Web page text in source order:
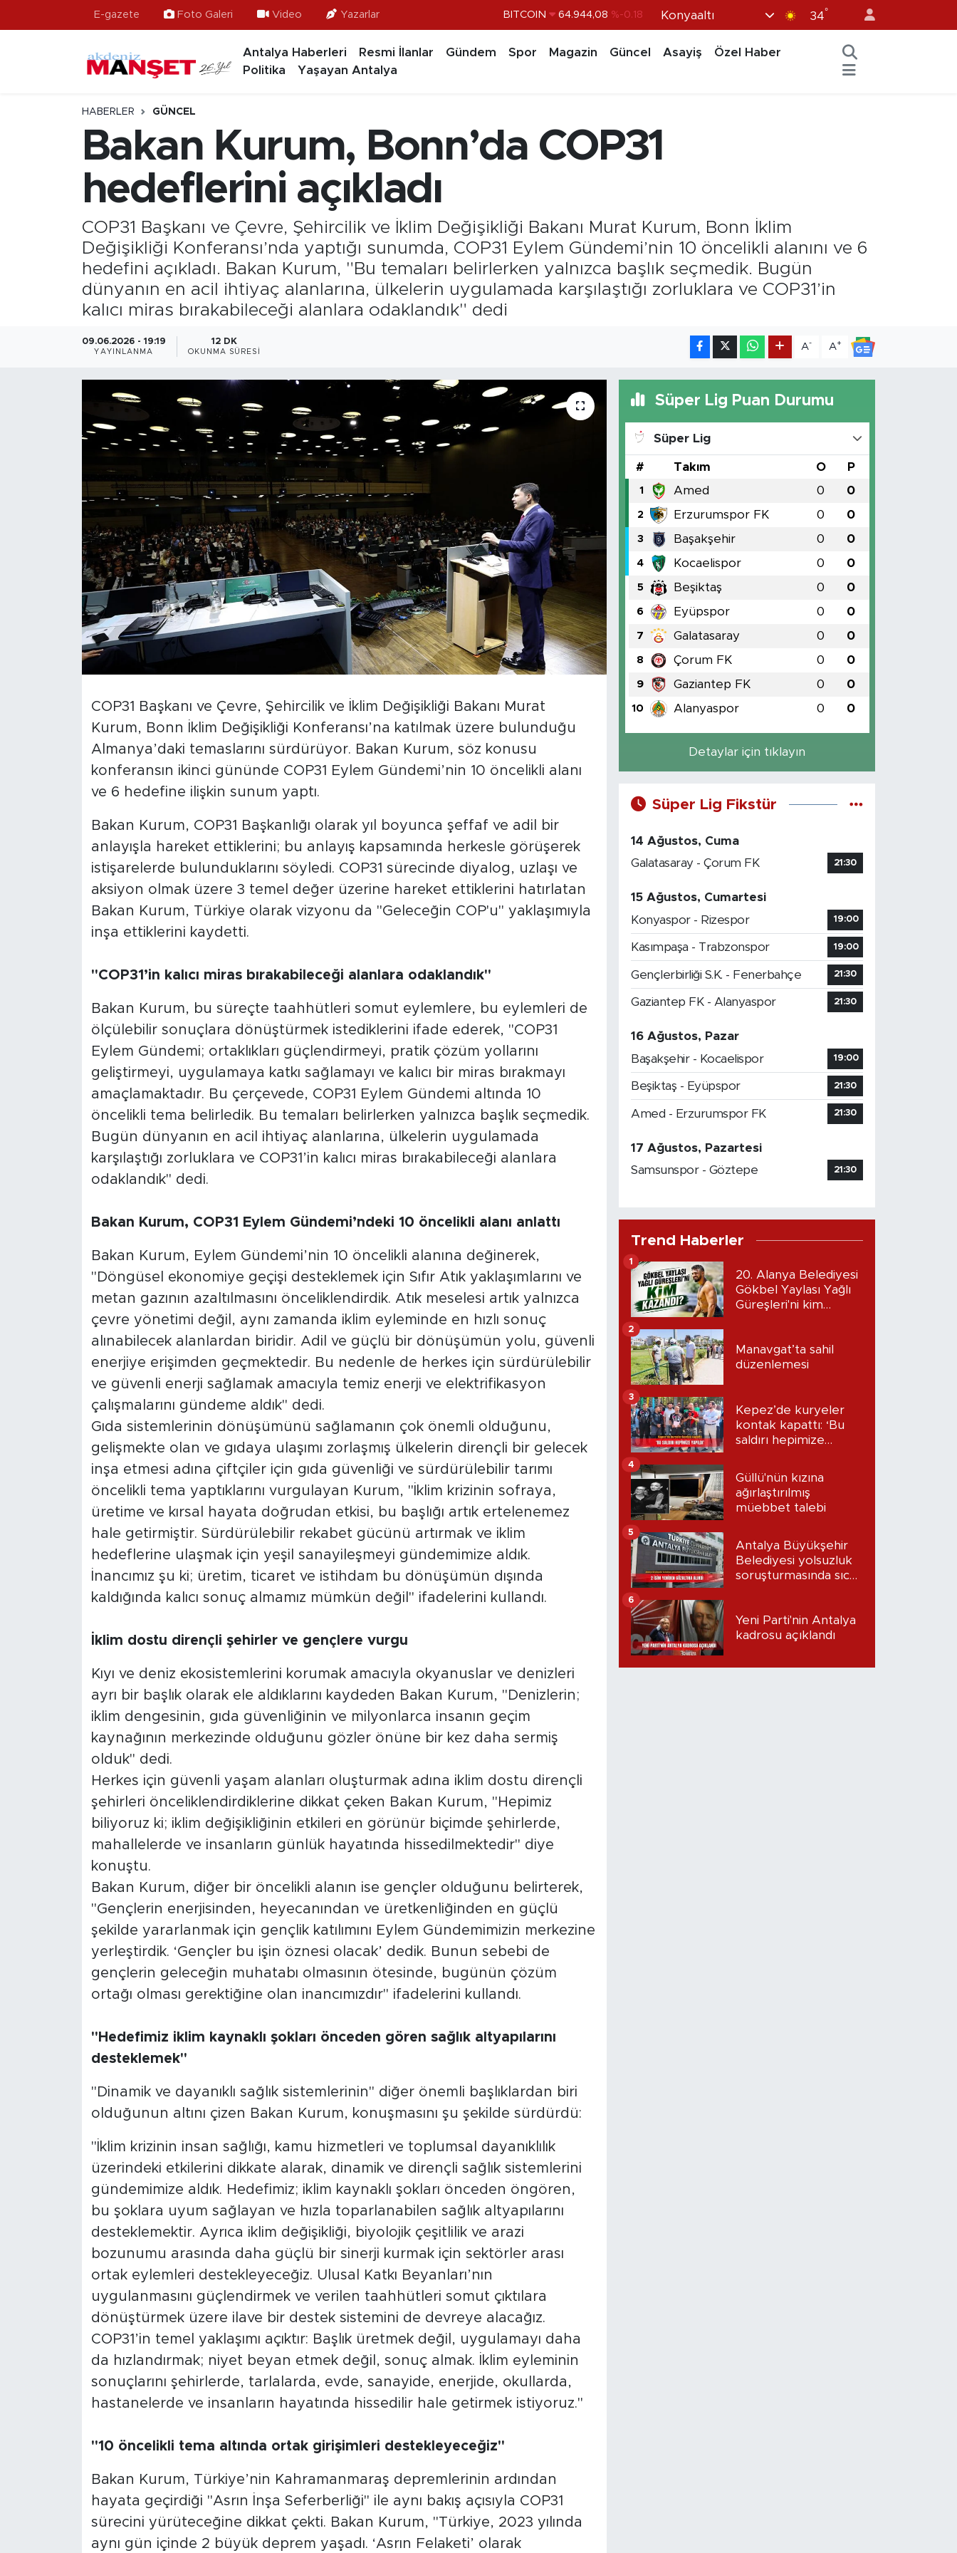
E-gazete Foto Galeri Video Yazarlar
DOLAR 47,7436 %0.18
EURO 55,2510 %0.32
Konyaaltı 34°
Antalya Haberleri Resmi İlanlar Gündem Spor Magazin Güncel Asayiş
Özel Haber
Politika
Yaşayan Antalya
HABERLER GÜNCEL
Bakan Kurum, Bonn’da COP31
hedeflerini açıkladı
COP31 Başkanı ve Çevre, Şehircilik ve İklim Değişikliği Bakanı Murat Kurum, Bonn İklim
Değişikliği Konferansı’nda yaptığı sunumda, COP31 Eylem Gündemi’nin 10 öncelikli alanını ve 6
hedefini açıkladı. Bakan Kurum, "Bu temaları belirlerken yalnızca başlık seçmedik. Bugün
dünyanın en acil ihtiyaç alanlarına, ülkelerin uygulamada karşılaştığı zorluklara ve COP31’in
kalıcı miras bırakabileceği alanlara odaklandık" dedi
09.06.2026 - 19:19
YAYINLANMA
12 DK
OKUNMA SÜRESI
A- A+
COP31 Başkanı ve Çevre, Şehircilik ve İklim Değişikliği Bakanı Murat
Kurum, Bonn İklim Değişikliği Konferansı’na katılmak üzere bulunduğu
Almanya’daki temaslarını sürdürüyor. Bakan Kurum, söz konusu
konferansın ikinci gününde COP31 Eylem Gündemi’nin 10 öncelikli alanı
ve 6 hedefine ilişkin sunum yaptı.
Bakan Kurum, COP31 Başkanlığı olarak yıl boyunca şeffaf ve adil bir
anlayışla hareket ettiklerini; bu anlayış kapsamında herkesle görüşerek
istişarelerde bulunduklarını söyledi. COP31 sürecinde diyalog, uzlaşı ve
aksiyon olmak üzere 3 temel değer üzerine hareket ettiklerini hatırlatan
Bakan Kurum, Türkiye olarak vizyonu da "Geleceğin COP'u" yaklaşımıyla
inşa ettiklerini kaydetti.
"COP31’in kalıcı miras bırakabileceği alanlara odaklandık"
Bakan Kurum, bu süreçte taahhütleri somut eylemlere, bu eylemleri de
ölçülebilir sonuçlara dönüştürmek istediklerini ifade ederek, "COP31
Eylem Gündemi; ortaklıkları güçlendirmeyi, pratik çözüm yollarını
geliştirmeyi, uygulamaya katkı sağlamayı ve kalıcı bir miras bırakmayı
amaçlamaktadır. Bu çerçevede, COP31 Eylem Gündemi altında 10
öncelikli tema belirledik. Bu temaları belirlerken yalnızca başlık seçmedik.
Bugün dünyanın en acil ihtiyaç alanlarına, ülkelerin uygulamada
karşılaştığı zorluklara ve COP31’in kalıcı miras bırakabileceği alanlara
odaklandık" dedi.
Bakan Kurum, COP31 Eylem Gündemi’ndeki 10 öncelikli alanı anlattı
Bakan Kurum, Eylem Gündemi’nin 10 öncelikli alanına değinerek,
"Döngüsel ekonomiye geçişi desteklemek için Sıfır Atık yaklaşımlarını ve
metan gazının azaltılmasını önceliklendirdik. Atık meselesi artık yalnızca
çevre yönetimi değil, aynı zamanda iklim eyleminde en hızlı sonuç
alınabilecek alanlardan biridir. Adil ve güçlü bir dönüşümün yolu, güvenli
enerjiye erişimden geçmektedir. Bu nedenle de herkes için sürdürülebilir
ve güvenli enerji sağlamak amacıyla temiz enerji ve elektrifikasyon
çalışmalarını gündeme aldık" dedi.
Gıda sistemlerinin dönüşümünü sağlamanın çok önemli olduğunu,
gelişmekte olan ve gıdaya ulaşımı zorlaşmış ülkelerin dirençli bir gelecek
inşa etmesi adına çiftçiler için gıda güvenliği ve sürdürülebilir tarımı
öncelikli tema yaptıklarını vurgulayan Kurum, "İklim krizinin sofraya,
üretime ve kırsal hayata doğrudan etkisi, bu başlığı artık ertelenemez
hale getirmiştir. Sürdürülebilir rekabet gücünü artırmak ve iklim
hedeflerine ulaşmak için yeşil sanayileşmeyi gündemimize aldık.
İnancımız şu ki; üretim, ticaret ve istihdam bu dönüşümün dışında
kaldığında kalıcı sonuç almamız mümkün değil" ifadelerini kullandı.
İklim dostu dirençli şehirler ve gençlere vurgu
Kıyı ve deniz ekosistemlerini korumak amacıyla okyanuslar ve denizleri
ayrı bir başlık olarak ele aldıklarını kaydeden Bakan Kurum, "Denizlerin;
iklim dengesinin, gıda güvenliğinin ve milyonlarca insanın geçim
kaynağının merkezinde olduğunu gözler önüne bir kez daha sermiş
olduk" dedi.
Herkes için güvenli yaşam alanları oluşturmak adına iklim dostu dirençli
şehirleri önceliklendirdiklerine dikkat çeken Bakan Kurum, "Hepimiz
biliyoruz ki; iklim değişikliğinin etkileri en görünür biçimde şehirlerde,
mahallelerde ve insanların günlük hayatında hissedilmektedir" diye
konuştu.
Bakan Kurum, diğer bir öncelikli alanın ise gençler olduğunu belirterek,
"Gençlerin enerjisinden, heyecanından ve üretkenliğinden en güçlü
şekilde yararlanmak için gençlik katılımını Eylem Gündemimizin merkezine
yerleştirdik. ‘Gençler bu işin öznesi olacak’ dedik. Bunun sebebi de
gençlerin geleceğin muhatabı olmasının ötesinde, bugünün çözüm
ortağı olması gerektiğine olan inancımızdır" ifadelerini kullandı.
"Hedefimiz iklim kaynaklı şokları önceden gören sağlık altyapılarını
desteklemek"
"Dinamik ve dayanıklı sağlık sistemlerinin" diğer önemli başlıklardan biri
olduğunun altını çizen Bakan Kurum, konuşmasını şu şekilde sürdürdü:
"İklim krizinin insan sağlığı, kamu hizmetleri ve toplumsal dayanıklılık
üzerindeki etkilerini dikkate alarak, dinamik ve dirençli sağlık sistemlerini
gündemimize aldık. Hedefimiz; iklim kaynaklı şokları önceden öngören,
bu şoklara uyum sağlayan ve hızla toparlanabilen sağlık altyapılarını
desteklemektir. Ayrıca iklim değişikliği, biyolojik çeşitlilik ve arazi
bozunumu arasında daha güçlü bir sinerji kurmak için sektörler arası
ortak eylemleri destekleyeceğiz. Ulusal Katkı Beyanları’nın
uygulanmasını güçlendirmek ve verilen taahhütleri somut çıktılara
dönüştürmek üzere ilave bir destek sistemini de devreye alacağız.
COP31’in temel yaklaşımı açıktır: Başlık üretmek değil, uygulamayı daha
da hızlandırmak; niyet beyan etmek değil, sonuç almak. İklim eyleminin
sonuçlarını şehirlerde, tarlalarda, evde, sanayide, enerjide, okullarda,
hastanelerde ve insanların hayatında hissedilir hale getirmek istiyoruz."
"10 öncelikli tema altında ortak girişimleri destekleyeceğiz"
Bakan Kurum, Türkiye’nin Kahramanmaraş depremlerinin ardından
hayata geçirdiği "Asrın İnşa Seferberliği" ile aynı bakış açısıyla COP31
sürecini yürüteceğine dikkat çekti. Bakan Kurum, "Türkiye, 2023 yılında
aynı gün içinde 2 büyük deprem yaşadı. ‘Asrın Felaketi’ olarak
Süper Lig Puan Durumu
Süper Lig
# Takım O P
1 Amed 0 0
2 Erzurumspor FK 0 0
3 Başakşehir 0 0
4 Kocaelispor 0 0
5 Beşiktaş 0 0
6 Eyüpspor 0 0
7 Galatasaray 0 0
8 Çorum FK 0 0
9 Gaziantep FK 0 0
10 Alanyaspor 0 0
Detaylar için tıklayın
Süper Lig Fikstür
14 Ağustos, Cuma
Galatasaray - Çorum FK
21:30
15 Ağustos, Cumartesi
Konyaspor - Rizespor
19:00
Kasımpaşa - Trabzonspor 19:00
Gençlerbirliği S.K. - Fenerbahçe 21:30
Gaziantep FK - Alanyaspor 21:30
16 Ağustos, Pazar
Başakşehir - Kocaelispor
19:00
Beşiktaş - Eyüpspor 21:30
Amed - Erzurumspor FK 21:30
17 Ağustos, Pazartesi
Samsunspor - Göztepe
21:30
Trend Haberler
20. Alanya Belediyesi
Gökbel Yaylası Yağlı
Güreşleri'ni kim
1
Manavgat’ta sahil
düzenlemesi
2
Kepez’de kuryeler
kontak kapattı: ‘Bu
saldırı hepimize
3
Güllü'nün kızına
ağırlaştırılmış
müebbet talebi
4
Antalya Büyükşehir
Belediyesi yolsuzluk
soruşturmasında sıcak
alındı
5
Yeni Parti'nin Antalya
kadrosu açıklandı
6
Ekonomi
Gündem
Kültür- Sanat
Magazin
Özel Haber
Resmi İlanlar
Turizm
Antalya Nöbetçi Eczaneler
Antalya Trafik Yoğunluk Haritası
Süper Lig Puan Durumu ve Fikstür
Tüm Manşetler
Son Dakika Haberleri
Haber Arşivi